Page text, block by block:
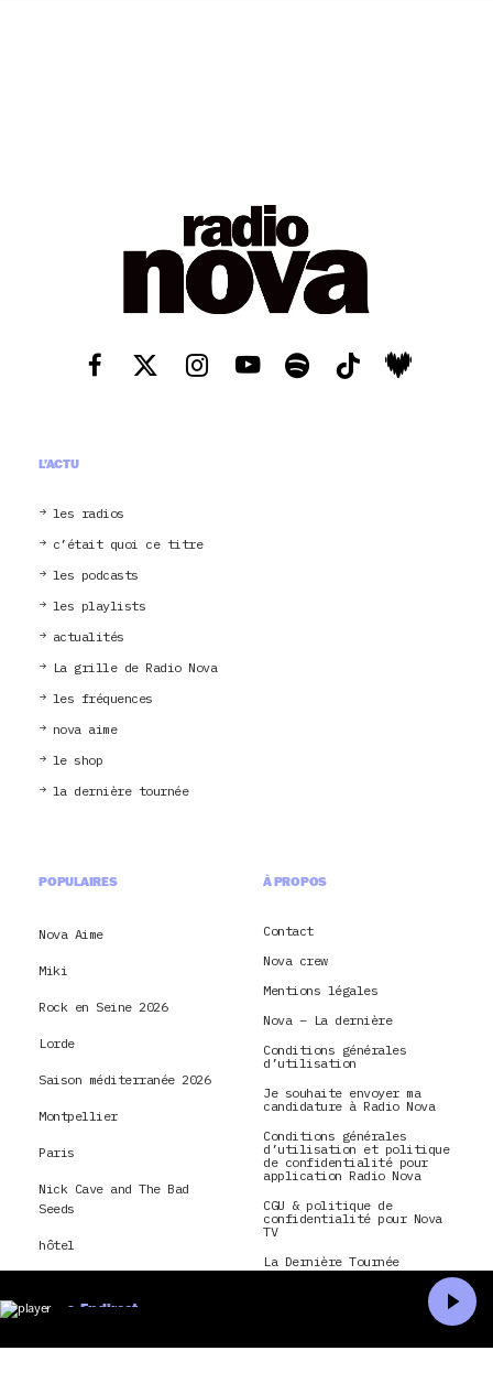
L'ACTU
les radios
c’était quoi ce titre
les podcasts
les playlists
actualités
La grille de Radio Nova
les fréquences
nova aime
le shop
la dernière tournée
POPULAIRES
Nova Aime
Miki
Rock en Seine 2026
Lorde
Saison méditerranée 2026
Montpellier
Paris
Nick Cave and The Bad
Seeds
hôtel
À PROPOS
Contact
Nova crew
Mentions légales
Nova – La dernière
Conditions générales
d’utilisation
Je souhaite envoyer ma
candidature à Radio Nova
Conditions générales
d’utilisation et politique
de confidentialité pour
application Radio Nova
CGU & politique de
confidentialité pour Nova
TV
La Dernière Tournée
En direct